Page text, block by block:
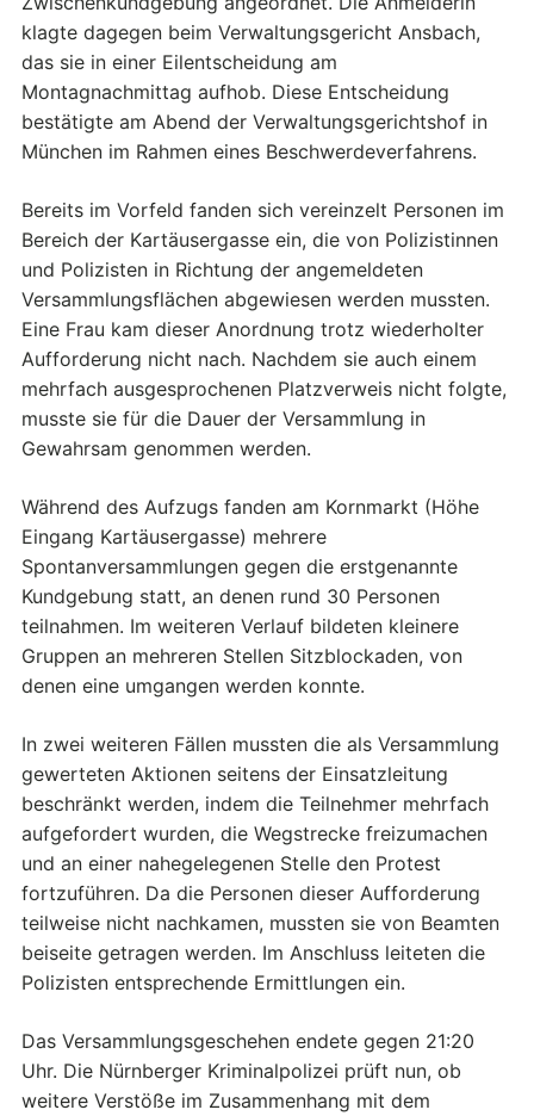
klagte dagegen beim Verwaltungsgericht Ansbach,
das sie in einer Eilentscheidung am
Montagnachmittag aufhob. Diese Entscheidung
bestätigte am Abend der Verwaltungsgerichtshof in
München im Rahmen eines Beschwerdeverfahrens.
Bereits im Vorfeld fanden sich vereinzelt Personen im
Bereich der Kartäusergasse ein, die von Polizistinnen
und Polizisten in Richtung der angemeldeten
Versammlungsflächen abgewiesen werden mussten.
Eine Frau kam dieser Anordnung trotz wiederholter
Aufforderung nicht nach. Nachdem sie auch einem
mehrfach ausgesprochenen Platzverweis nicht folgte,
musste sie für die Dauer der Versammlung in
Gewahrsam genommen werden.
Während des Aufzugs fanden am Kornmarkt (Höhe
Eingang Kartäusergasse) mehrere
Spontanversammlungen gegen die erstgenannte
Kundgebung statt, an denen rund 30 Personen
teilnahmen. Im weiteren Verlauf bildeten kleinere
Gruppen an mehreren Stellen Sitzblockaden, von
denen eine umgangen werden konnte.
In zwei weiteren Fällen mussten die als Versammlung
gewerteten Aktionen seitens der Einsatzleitung
beschränkt werden, indem die Teilnehmer mehrfach
aufgefordert wurden, die Wegstrecke freizumachen
und an einer nahegelegenen Stelle den Protest
fortzuführen. Da die Personen dieser Aufforderung
teilweise nicht nachkamen, mussten sie von Beamten
beiseite getragen werden. Im Anschluss leiteten die
Polizisten entsprechende Ermittlungen ein.
Das Versammlungsgeschehen endete gegen 21:20
Uhr. Die Nürnberger Kriminalpolizei prüft nun, ob
weitere Verstöße im Zusammenhang mit dem